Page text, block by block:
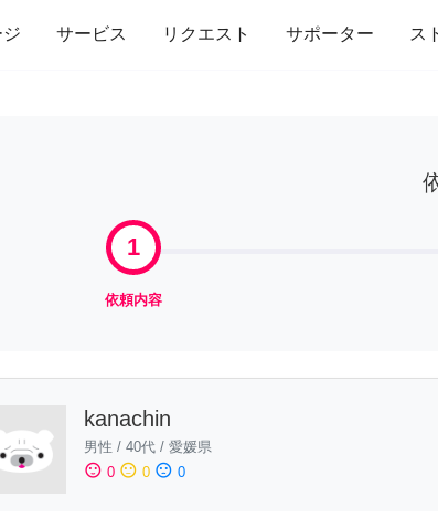
サービス リクエスト サポーター ス
立 家事 引っ越し インテリア 趣味・
1
依頼内容
kanachin
男性 / 40代 / 愛媛県
sentiment_satisfied 0 sentiment_neutral 0 sentiment_dissatisfied 0